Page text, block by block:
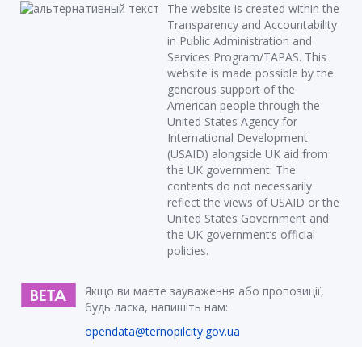
The website is created within the
Transparency and Accountability
in Public Administration and
Services Program/TAPAS. This
website is made possible by the
generous support of the
American people through the
United States Agency for
International Development
(USAID) alongside UK aid from
the UK government. The
contents do not necessarily
reflect the views of USAID or the
United States Government and
the UK government’s official
policies.
Якщо ви маєте зауваження або пропозиції,
будь ласка, напишіть нам:
opendata@ternopilcity.gov.ua